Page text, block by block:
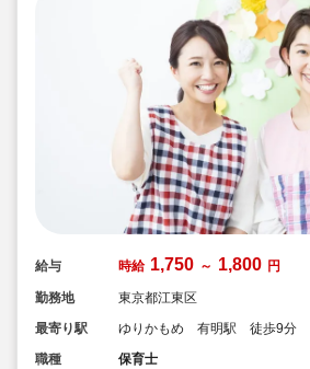
給与 時給 1,750 ～ 1,800 円
勤務地
東京都江東区
最寄り駅
ゆりかもめ 有明駅 徒歩9分
職種
保育士